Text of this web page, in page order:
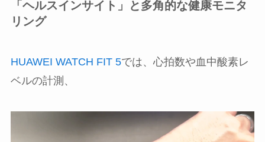
「ヘルスインサイト」と多角的な健康モニタ
リング
HUAWEI WATCH FIT 5では、心拍数や血中酸素レ
ベルの計測、